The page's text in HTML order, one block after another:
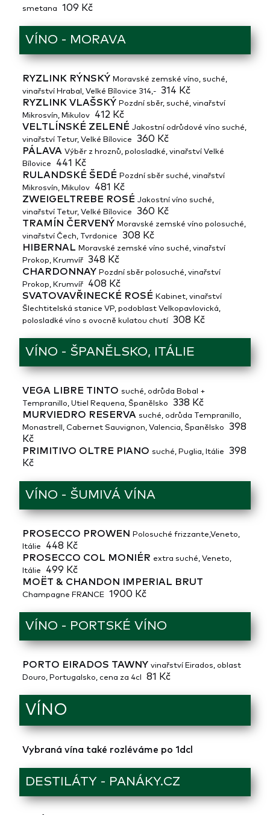
smetana
109 Kč
VÍNO - MORAVA
RYZLINK RÝNSKÝ Moravské zemské víno, suché,
vinařství Hrabal, Velké Bílovice 314,-
314 Kč
RYZLINK VLAŠSKÝ Pozdní sběr, suché, vinařství
Mikrosvín, Mikulov
412 Kč
VELTLÍNSKÉ ZELENÉ Jakostní odrůdové víno suché,
vinařství Tetur, Velké Bílovice
360 Kč
PÁLAVA Výběr z hroznů, polosladké, vinařství Velké
Bílovice
441 Kč
RULANDSKÉ ŠEDÉ Pozdní sběr suché, vinařství
Mikrosvín, Mikulov
481 Kč
ZWEIGELTREBE ROSÉ Jakostní víno suché,
vinařství Tetur, Velké Bílovice
360 Kč
TRAMÍN ČERVENÝ Moravské zemské víno polosuché,
vinařství Čech, Tvrdonice
308 Kč
HIBERNAL Moravské zemské víno suché, vinařství
Prokop, Krumvíř
348 Kč
CHARDONNAY Pozdní sběr polosuché, vinařství
Prokop, Krumvíř
408 Kč
SVATOVAVŘINECKÉ ROSÉ Kabinet, vinařství
Šlechtitelská stanice VP, podoblast Velkopavlovická,
polosladké víno s ovocně kulatou chutí
308 Kč
VÍNO - ŠPANĚLSKO, ITÁLIE
VEGA LIBRE TINTO suché, odrůda Bobal +
Tempranillo, Utiel Requena, Španělsko
338 Kč
MURVIEDRO RESERVA suché, odrůda Tempranillo,
Monastrell, Cabernet Sauvignon, Valencia, Španělsko
398
Kč
PRIMITIVO OLTRE PIANO suché, Puglia, Itálie
398
Kč
VÍNO - ŠUMIVÁ VÍNA
PROSECCO PROWEN
Polosuché frizzante,Veneto,
Itálie
448 Kč
PROSECCO COL MONIÉR extra suché, Veneto,
Itálie
499 Kč
MOËT & CHANDON IMPERIAL BRUT
Champagne FRANCE 1900 Kč
VÍNO - PORTSKÉ VÍNO
PORTO EIRADOS TAWNY vinařství Eirados, oblast
Douro, Portugalsko, cena za 4cl
81 Kč
VÍNO
Vybraná vína také rozléváme po 1dcl
DESTILÁTY - PANÁKY.CZ